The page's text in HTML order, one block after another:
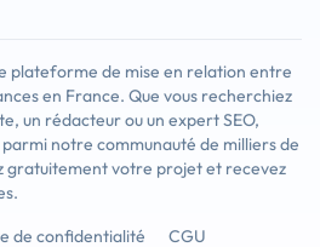
plateforme de mise en relation entre
en France. Que vous recherchiez
un rédacteur ou un expert SEO,
notre communauté de milliers de
gratuitement votre projet et recevez
de confidentialité CGU